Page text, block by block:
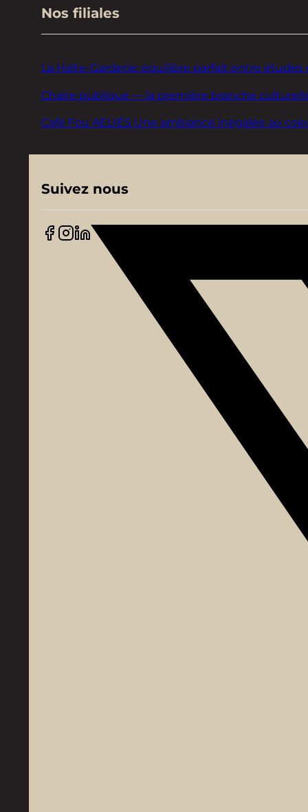
Nos filiales
La Halte-Garderie: équilibre parfait entre
Chaire publique — la première branche culturelle
Café Fou AELIÉS Une ambiance inégalée au
Suivez nous